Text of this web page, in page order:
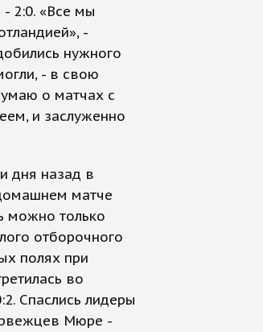
2:0. «Все мы
-
нужного
- в свою
о матчах с
и заслуженно
дня назад в
матче
можно только
отборочного
полях при
во
Спаслись лидеры
Мюре -